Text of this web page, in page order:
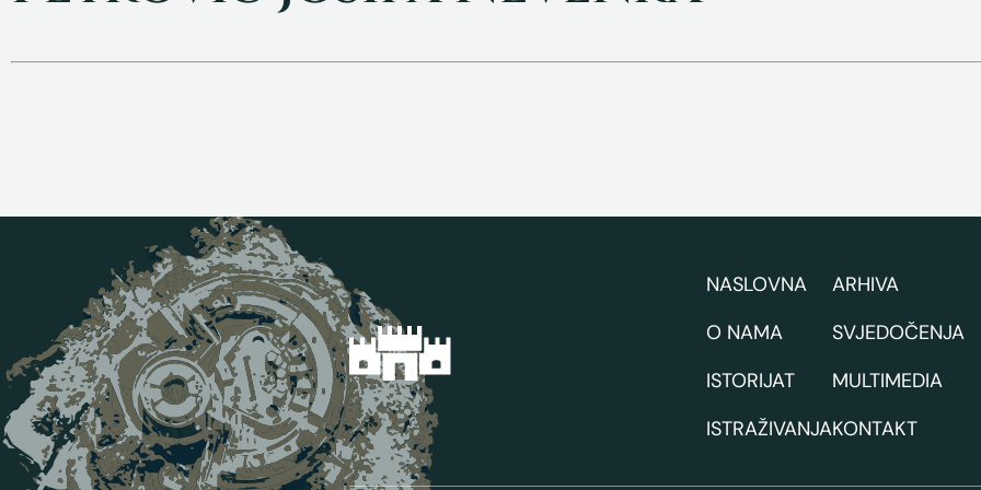
NASLOVNA
O NAMA
ISTORIJAT
ISTRAŽIVANJA
ARHIVA
SVJEDOČENJA
MULTIMEDIA
KONTAKT